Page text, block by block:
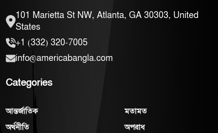
101 Marietta St NW, Atlanta, GA 30303, United
States
+1 (332) 320-7005
info@americabangla.com
Categories
আন্তর্জাতিক
অর্থনীতি
মতামত
অপরাধ